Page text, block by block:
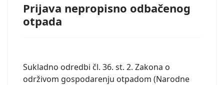
Prijava nepropisno odbačenog
otpada
Sukladno odredbi čl. 36. st. 2. Zakona o
održivom gospodarenju otpadom (Narodne